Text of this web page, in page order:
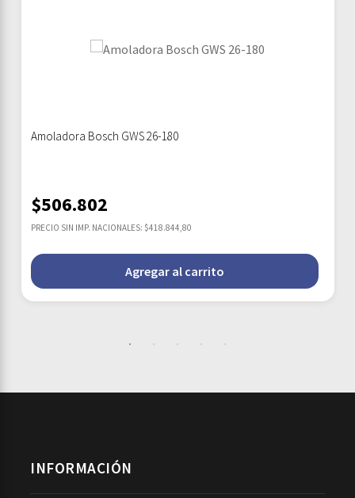
Amoladora Bosch GWS 26-180
$506.802
PRECIO SIN IMP. NACIONALES: $418.844,80
Agregar al carrito
INFORMACIÓN